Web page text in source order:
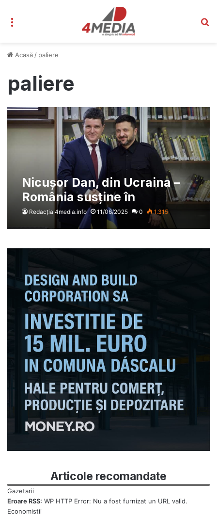
Acasă / paliere
paliere
Nicușor Dan, din Ucraina –
România susține în
continuare Ucraina, pe toate
palierele
Redacția 4media.info 11/06/2025 0 1.315
Articole recomandate
Eroare RSS: WP HTTP Error: Nu a fost furnizat un URL valid.